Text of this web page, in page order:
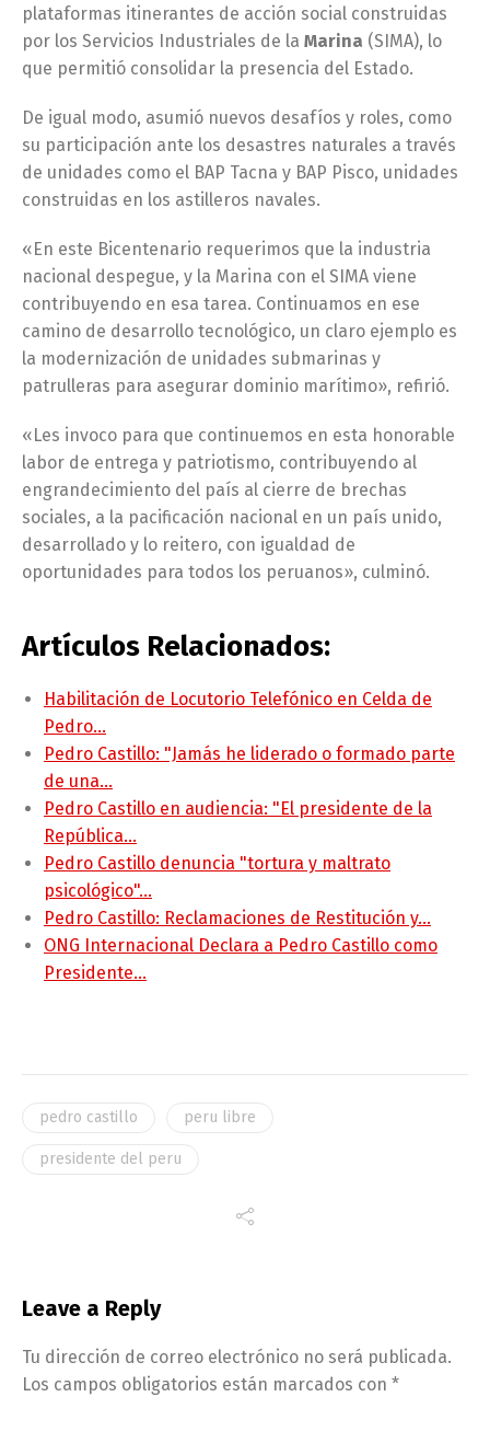
plataformas itinerantes de acción social construidas
por los Servicios Industriales de la Marina (SIMA), lo
que permitió consolidar la presencia del Estado.
De igual modo, asumió nuevos desafíos y roles, como
su participación ante los desastres naturales a través
de unidades como el BAP Tacna y BAP Pisco, unidades
construidas en los astilleros navales.
«En este Bicentenario requerimos que la industria
nacional despegue, y la Marina con el SIMA viene
contribuyendo en esa tarea. Continuamos en ese
camino de desarrollo tecnológico, un claro ejemplo es
la modernización de unidades submarinas y
patrulleras para asegurar dominio marítimo», refirió.
«Les invoco para que continuemos en esta honorable
labor de entrega y patriotismo, contribuyendo al
engrandecimiento del país al cierre de brechas
sociales, a la pacificación nacional en un país unido,
desarrollado y lo reitero, con igualdad de
oportunidades para todos los peruanos», culminó.
Artículos Relacionados:
Habilitación de Locutorio Telefónico en Celda de
Pedro…
Pedro Castillo: "Jamás he liderado o formado parte
de una…
Pedro Castillo en audiencia: "El presidente de la
República…
Pedro Castillo denuncia "tortura y maltrato
psicológico"…
Pedro Castillo: Reclamaciones de Restitución y…
ONG Internacional Declara a Pedro Castillo como
Presidente…
pedro castillo peru libre
presidente del peru
Leave a Reply
Tu dirección de correo electrónico no será publicada.
Los campos obligatorios están marcados con *